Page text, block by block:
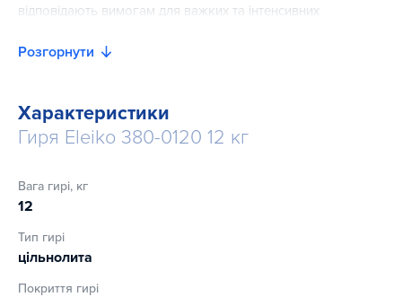
відповідають вимогам для важких та інтенсивних
Розгорнути
Характеристики
Гиря Eleiko 380-0120 12 кг
Вага гирі, кг
12
Тип гирі
цільнолита
Покриття гирі